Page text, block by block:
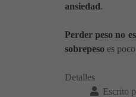
ansiedad.
Perder peso no
sobrepeso es
Detalles
Escrito